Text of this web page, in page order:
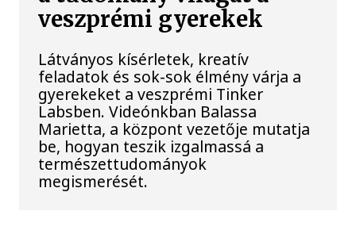
veszprémi gyerekek
Látványos kísérletek, kreatív
feladatok és sok-sok élmény várja a
gyerekeket a veszprémi Tinker
Labsben. Videónkban Balassa
Marietta, a központ vezetője mutatja
be, hogyan teszik izgalmassá a
természettudományok
megismerését.